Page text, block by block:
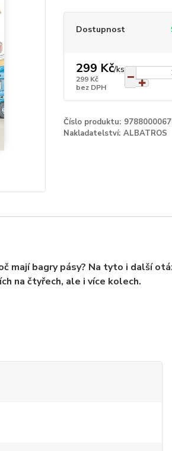
Dostupnost
299 Kč/ks
299 Kč
bez DPH
Číslo produktu:
Nakladatelství: ALBATROS
mají bagry pásy? Na tyto i další
na čtyřech, ale i více kolech.